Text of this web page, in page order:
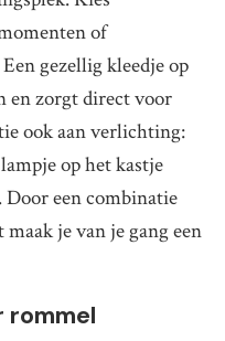
of
gezellig kleedje op
en zorgt direct voor
ook aan verlichting:
op het kastje
Door een combinatie
je van je gang een
rommel